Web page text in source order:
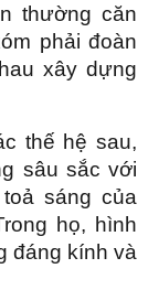
thường căn
phải đoàn
xây dựng
thế hệ sau,
sâu sắc với
sáng của
họ, hình
đáng kính và